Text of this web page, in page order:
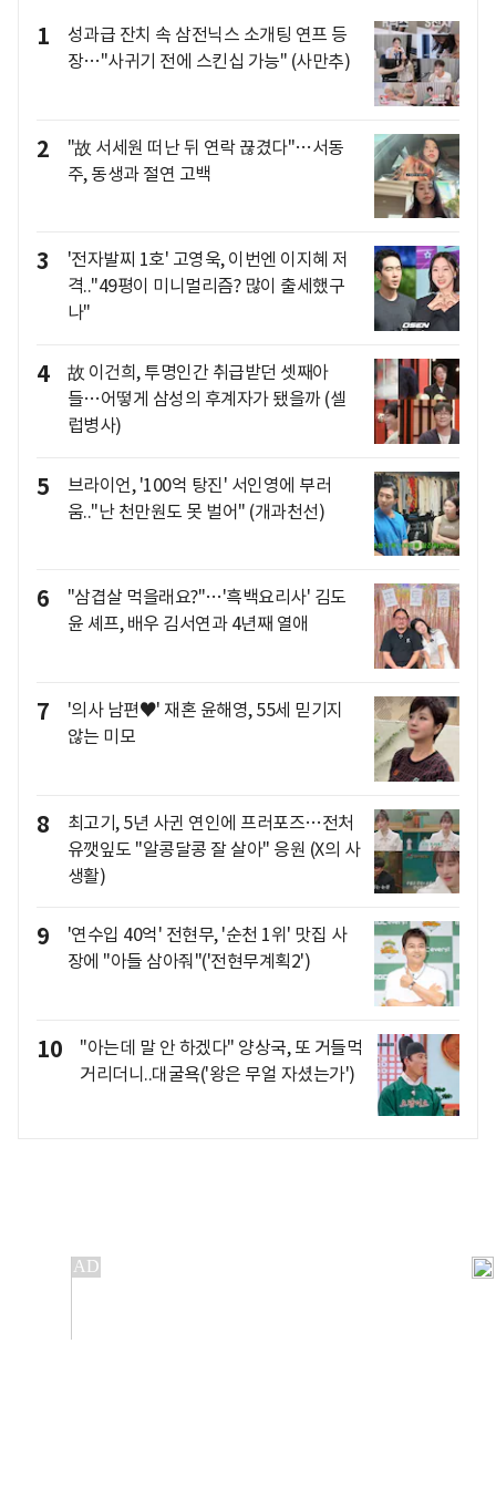
1
성과급 잔치 속 삼전닉스 소개팅 연프 등
장…"사귀기 전에 스킨십 가능" (사만추)
2
"故 서세원 떠난 뒤 연락 끊겼다"…서동
주, 동생과 절연 고백
3
'전자발찌 1호' 고영욱, 이번엔 이지혜 저
격.."49평이 미니멀리즘? 많이 출세했구
나"
4
故 이건희, 투명인간 취급받던 셋째아
들…어떻게 삼성의 후계자가 됐을까 (셀
럽병사)
5
브라이언, '100억 탕진' 서인영에 부러
움.."난 천만원도 못 벌어" (개과천선)
6
"삼겹살 먹을래요?"…'흑백요리사' 김도
윤 셰프, 배우 김서연과 4년째 열애
7
'의사 남편♥' 재혼 윤해영, 55세 믿기지
않는 미모
8
최고기, 5년 사귄 연인에 프러포즈…전처
유깻잎도 "알콩달콩 잘 살아" 응원 (X의 사
생활)
9
'연수입 40억' 전현무, '순천 1위' 맛집 사
장에 "아들 삼아줘"('전현무계획2')
10
"아는데 말 안 하겠다" 양상국, 또 거들먹
거리더니..대굴욕('왕은 무얼 자셨는가')